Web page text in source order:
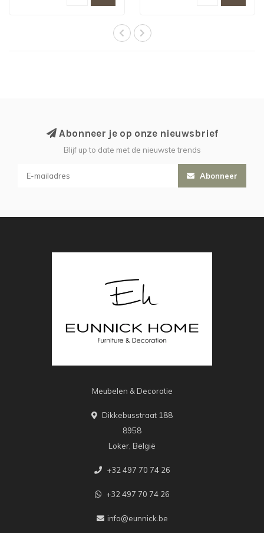
Abonneer je op onze nieuwsbrief
Blijf up to date met de nieuwste trends
Abonneer
Meubelen & Decoratie
Dikkebusstraat 188
8958
Loker, België
+32 497 70 74 26
+32 497 70 74 26
info@eunnick.be